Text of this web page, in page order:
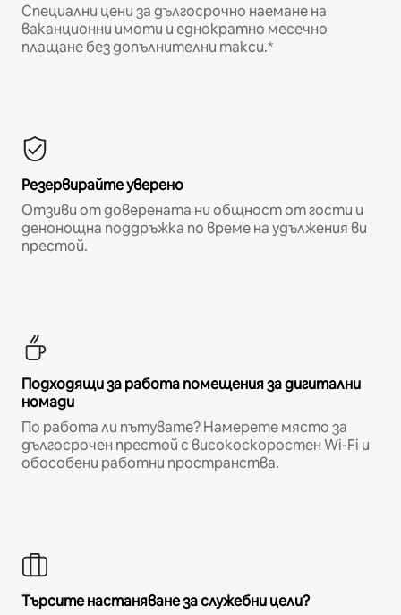
Специални цени за дългосрочно наемане на
ваканционни имоти и еднократно месечно
плащане без допълнителни такси.*
Резервирайте уверено
Отзиви от доверената ни общност от гости и
денонощна поддръжка по време на удължения ви
престой.
Подходящи за работа помещения за дигитални
номади
По работа ли пътувате? Намерете място за
дългосрочен престой с високоскоростен Wi-Fi и
обособени работни пространства.
Търсите настаняване за служебни цели?